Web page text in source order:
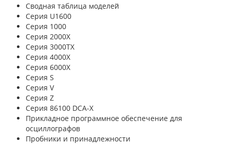
Сводная таблица моделей
Серия U1600
Серия 1000
Серия 2000X
Серия 3000TX
Серия 4000X
Серия 6000X
Серия S
Серия V
Серия Z
Серия 86100 DCA-X
Прикладное программное обеспечение для
осциллографов
Пробники и принадлежности